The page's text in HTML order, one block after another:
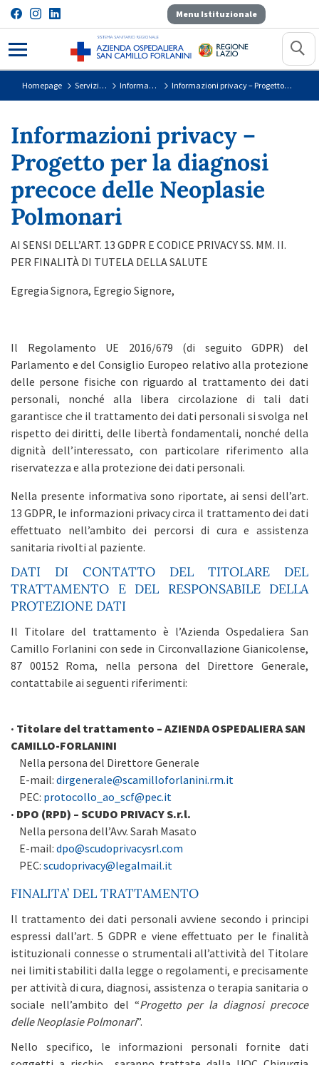
Menu Istituzionale
Informazioni privacy &#8211;
Homepage Servizi per il Cittadino Informazioni sulla Privacy Informazioni privacy – Progetto per la diagnosi precoce delle Neoplasie Polmonari
Informazioni privacy –
Progetto per la diagnosi
precoce delle Neoplasie
Polmonari
AI SENSI DELL’ART. 13 GDPR E CODICE PRIVACY SS. MM. II.
PER FINALITÀ DI TUTELA DELLA SALUTE
Egregia Signora, Egregio Signore,
Il Regolamento UE 2016/679 (di seguito GDPR) del
Parlamento e del Consiglio Europeo relativo alla protezione
delle persone fisiche con riguardo al trattamento dei dati
personali, nonché alla libera circolazione di tali dati
garantisce che il trattamento dei dati personali si svolga nel
rispetto dei diritti, delle libertà fondamentali, nonché della
dignità dell’interessato, con particolare riferimento alla
riservatezza e alla protezione dei dati personali.
Nella presente informativa sono riportate, ai sensi dell’art.
13 GDPR, le informazioni privacy circa il trattamento dei dati
effettuato nell’ambito dei percorsi di cura e assistenza
sanitaria rivolti al paziente.
DATI DI CONTATTO DEL TITOLARE DEL
TRATTAMENTO E DEL RESPONSABILE DELLA
PROTEZIONE DATI
Il Titolare del trattamento è l’Azienda Ospedaliera San
Camillo Forlanini con sede in Circonvallazione Gianicolense,
87 00152 Roma, nella persona del Direttore Generale,
contattabile ai seguenti riferimenti:
· Titolare del trattamento – AZIENDA OSPEDALIERA SAN
CAMILLO-FORLANINI
Nella persona del Direttore Generale
E-mail: dirgenerale@scamilloforlanini.rm.it
PEC: protocollo_ao_scf@pec.it
· DPO (RPD) – SCUDO PRIVACY S.r.l.
Nella persona dell’Avv. Sarah Masato
E-mail: dpo@scudoprivacysrl.com
PEC: scudoprivacy@legalmail.it
FINALITA’ DEL TRATTAMENTO
Il trattamento dei dati personali avviene secondo i principi
espressi dall’art. 5 GDPR e viene effettuato per le finalità
istituzionali connesse o strumentali all’attività del Titolare
nei limiti stabiliti dalla legge o regolamenti, e precisamente
per attività di cura, diagnosi, assistenza o terapia sanitaria o
sociale nell’ambito del “Progetto per la diagnosi precoce
delle Neoplasie Polmonari”.
Nello specifico, le informazioni personali fornite dati